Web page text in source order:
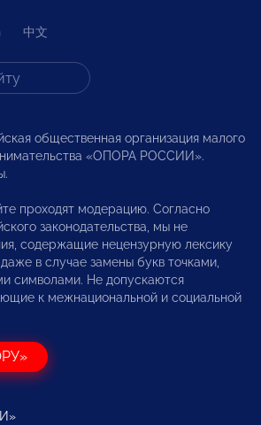
中文
общественная организация малого
«ОПОРА РОССИИ».
проходят модерацию. Согласно
законодательства, мы не
содержащие нецензурную лексику
в случае замены букв точками,
символами. Не допускаются
к межнациональной и социальной